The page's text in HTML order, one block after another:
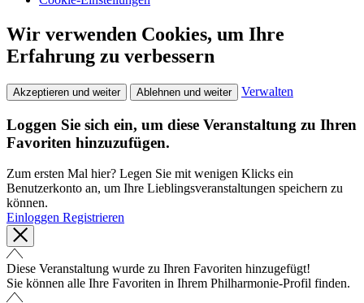
Wir verwenden Cookies, um Ihre
Erfahrung zu verbessern
Akzeptieren und weiter Ablehnen und weiter Verwalten
Loggen Sie sich ein, um diese Veranstaltung zu Ihren
Favoriten hinzuzufügen.
Zum ersten Mal hier? Legen Sie mit wenigen Klicks ein
Benutzerkonto an, um Ihre Lieblingsveranstaltungen speichern zu
können.
Einloggen Registrieren
Diese Veranstaltung wurde zu Ihren Favoriten hinzugefügt!
Sie können alle Ihre Favoriten in Ihrem Philharmonie-Profil finden.